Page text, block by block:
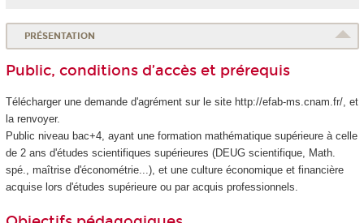
PRÉSENTATION
Public, conditions d’accès et prérequis
Télécharger une demande d'agrément sur le site http://efab-ms.cnam.fr/, et
la renvoyer.
Public niveau bac+4, ayant une formation mathématique supérieure à celle
de 2 ans d'études scientifiques supérieures (DEUG scientifique, Math.
spé., maîtrise d'économétrie...), et une culture économique et financière
acquise lors d'études supérieure ou par acquis professionnels.